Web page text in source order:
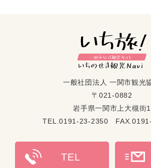
一般社団法人 一関市観光
〒021-0882
岩手県一関市上大槻街
TEL.0191-23-2350